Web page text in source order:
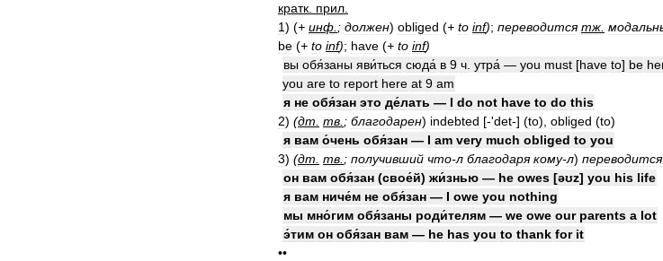
кратк прил
1) (+ инф ; должен) obliged (+ to inf); переводится тж
be (+ to inf); have (+ to inf)
вы обя́заны яви́ться сюда́ в 9 ч утра́ — you must [have to] be
you are to report here at 9 am
я не обя́зан это де́лать — I do not have to do this
2) (дт тв ; благодарен) indebted [-'det-] (to), obliged (to)
я вам о́чень обя́зан — I am very much obliged to you
3) (дт тв ; получивший что-л благодаря кому-л) переводится
он вам обя́зан (свое́й) жи́знью — he owes [əʊz] you his life
я вам ниче́м не обя́зан — I owe you nothing
мы мно́гим обя́заны роди́телям — we owe our parents a lot
э́тим он обя́зан вам — he has you to thank for it
••